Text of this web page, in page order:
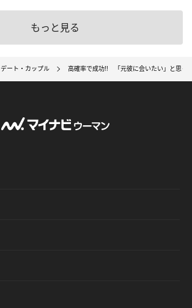
もっと見る
デート・カップル 高確率で成功!! 「元彼に会いたい」と思っ